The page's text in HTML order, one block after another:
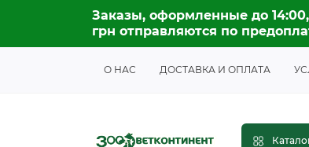
Заказы, оформленные до
грн отправляются по
О НАС ДОСТАВКА И ОПЛАТА